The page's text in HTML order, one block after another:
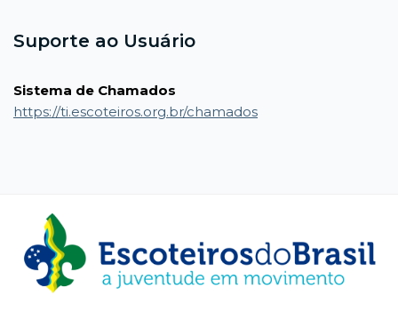
Suporte ao Usuário
Sistema de Chamados
https://ti.escoteiros.org.br/chamados